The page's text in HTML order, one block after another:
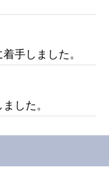
手しました。
した。